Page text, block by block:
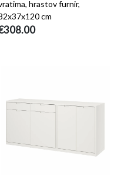
hrastov furnir,
cm